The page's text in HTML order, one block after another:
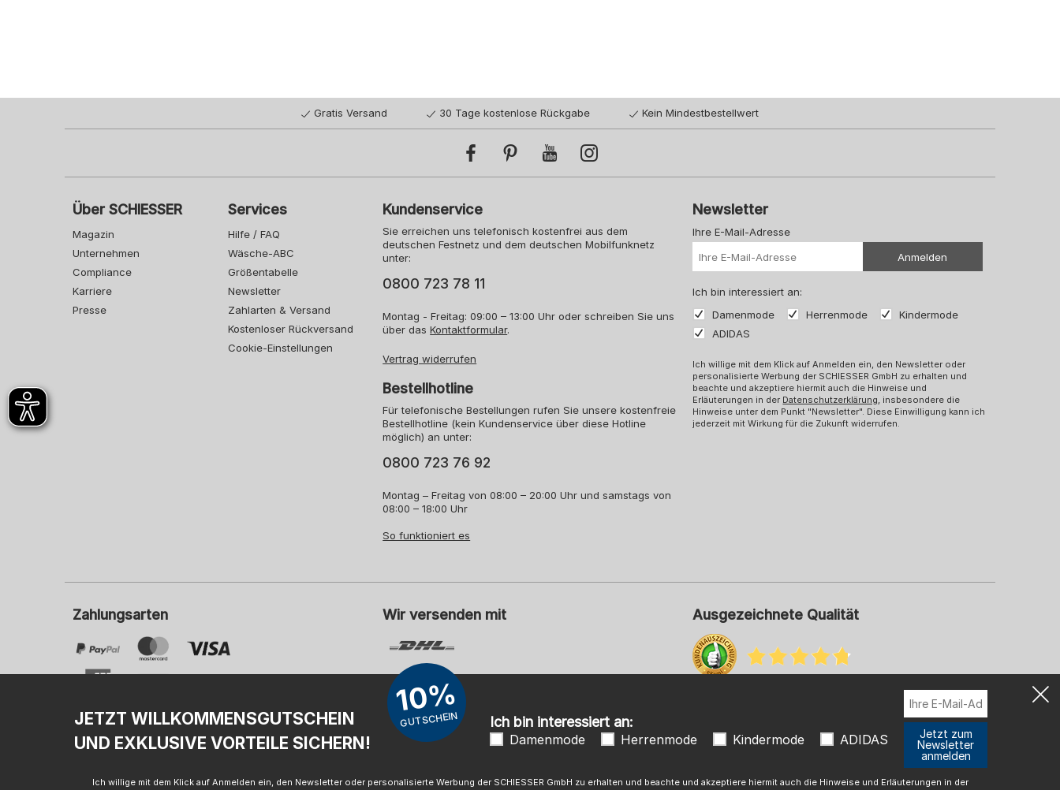
Gratis Versand 30 Tage kostenlose Rückgabe Kein Mindestbestellwert
Über SCHIESSER
Magazin
Unternehmen
Compliance
Karriere
Presse
Services
Hilfe / FAQ
Wäsche-ABC
Größentabelle
Newsletter
Zahlarten & Versand
Kostenloser Rückversand
Cookie-Einstellungen
Kundenservice
Sie erreichen uns telefonisch kostenfrei aus dem
deutschen Festnetz und dem deutschen Mobilfunknetz
unter:
0800 723 78 11
Montag - Freitag: 09:00 – 13:00 Uhr oder schreiben Sie uns
über dasKontaktformular.
Vertrag widerrufen
Bestellhotline
Für telefonische Bestellungen rufen Sie unsere kostenfreie
Bestellhotline (kein Kundenservice über diese Hotline
möglich) an unter:
0800 723 76 92
Montag – Freitag von 08:00 – 20:00 Uhr und samstags von
08:00 – 18:00 Uhr
So funktioniert es
Newsletter
Ihre E-Mail-Adresse
Anmelden
Ich bin interessiert an:
Damenmode
Herrenmode
Kindermode
ADIDAS
Ich willige mit dem Klick auf Anmelden ein, den Newsletter oder
personalisierte Werbung der SCHIESSER GmbH zu erhalten und
beachte und akzeptiere hiermit auch die Hinweise und
Erläuterungen in der Datenschutzerklärung, insbesondere die
Hinweise unter dem Punkt "Newsletter". Diese Einwilligung kann ich
jederzeit mit Wirkung für die Zukunft widerrufen.
Zahlungsarten Wir versenden mit Ausgezeichnete Qualität
Mehr Informationen zu unseren Bewertungen
Impressum AGB Widerrufsrecht Datenschutz Barrierefreiheit
JETZT WILLKOMMENSGUTSCHEIN
UND EXKLUSIVE VORTEILE SICHERN!
10%
GUTSCHEIN Ich bin interessiert an:
Damenmode Herrenmode Kindermode ADIDAS
Jetzt zum
Newsletter
anmelden
Ich willige mit dem Klick auf Anmelden ein, den Newsletter oder personalisierte Werbung der SCHIESSER GmbH zu erhalten und beachte und akzeptiere hiermit auch die Hinweise und Erläuterungen in der